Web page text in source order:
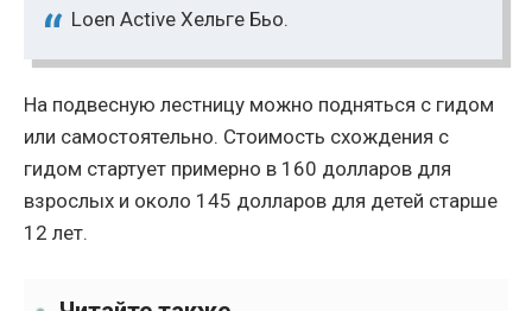
Loen Active Хельге Бьо.
На подвесную лестницу можно подняться с гидом
или самостоятельно. Стоимость схождения с
гидом стартует примерно в 160 долларов для
взрослых и около 145 долларов для детей старше
12 лет.